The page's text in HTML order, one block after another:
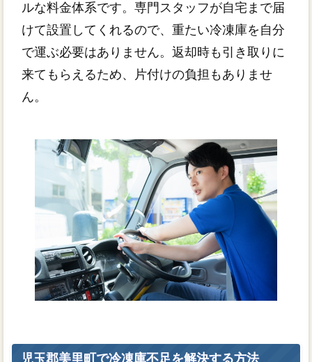
ルな料金体系です。専門スタッフが自宅まで届
けて設置してくれるので、重たい冷凍庫を自分
で運ぶ必要はありません。返却時も引き取りに
来てもらえるため、片付けの負担もありませ
ん。
児玉郡美里町で冷凍庫不足を解決する方法